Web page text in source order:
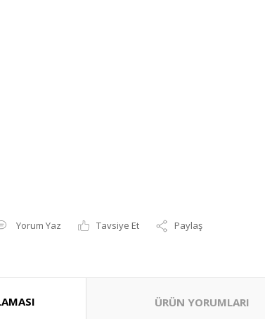
Yorum Yaz Tavsiye Et Paylaş
ÜRÜN YORUMLARI